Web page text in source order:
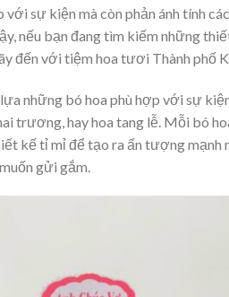
sự kiện mà còn phản ánh tính
nếu bạn đang tìm kiếm những
đến với tiệm hoa tươi Thành phố
những bó hoa phù hợp với sự
trương, hay hoa tang lễ. Mỗi bó
kế tỉ mỉ để tạo ra ấn tượng mạnh
gửi gắm.